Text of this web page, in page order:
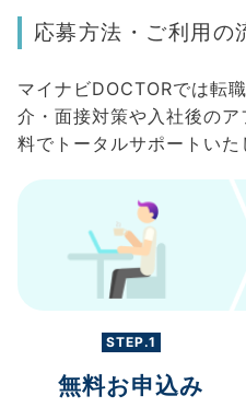
応募方法・ご利用の
マイナビDOCTORでは転
介・面接対策や入社後の
料でトータルサポートいた
STEP.1
無料お申込み